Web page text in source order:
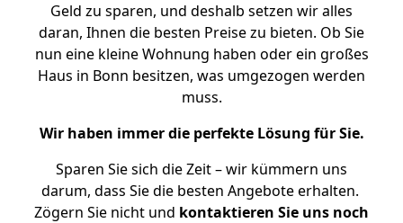
Geld zu sparen, und deshalb setzen wir alles
daran, Ihnen die besten Preise zu bieten. Ob Sie
nun eine kleine Wohnung haben oder ein großes
Haus in Bonn besitzen, was umgezogen werden
muss.
Wir haben immer die perfekte Lösung für Sie.
Sparen Sie sich die Zeit – wir kümmern uns
darum, dass Sie die besten Angebote erhalten.
Zögern Sie nicht und kontaktieren Sie uns noch